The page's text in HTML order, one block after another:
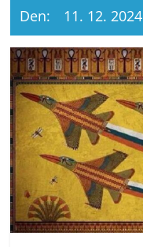
Den: 11. 12. 2024